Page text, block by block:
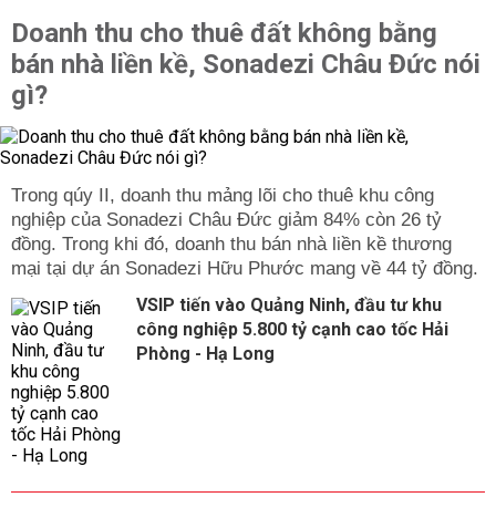
Doanh thu cho thuê đất không bằng
bán nhà liền kề, Sonadezi Châu Đức nói
gì?
Trong qúy II, doanh thu mảng lõi cho thuê khu công
nghiệp của Sonadezi Châu Đức giảm 84% còn 26 tỷ
đồng. Trong khi đó, doanh thu bán nhà liền kề thương
mại tại dự án Sonadezi Hữu Phước mang về 44 tỷ đồng.
VSIP tiến vào Quảng Ninh, đầu tư khu
công nghiệp 5.800 tỷ cạnh cao tốc Hải
Phòng - Hạ Long